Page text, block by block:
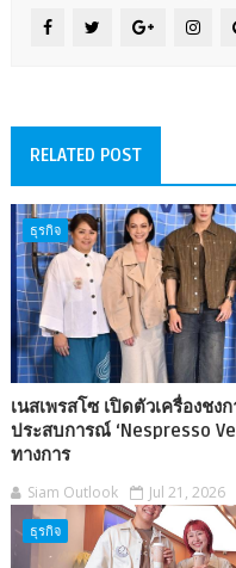
RELATED POST
ธุรกิจ
เนสเพรสโซ เปิดตัวเครื่องชง
ประสบการณ์ ‘Nespresso
ทางการ
Siam Outlook Jul 21, 2026
ธุรกิจ